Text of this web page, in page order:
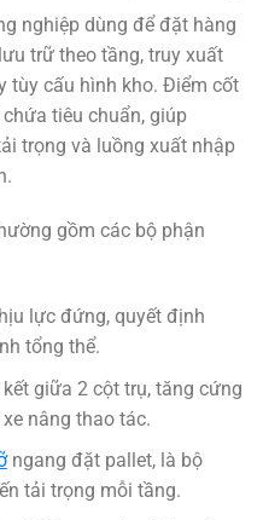
nghiệp dùng để đặt hàng
trữ theo tầng, truy xuất
tùy cấu hình kho. Điểm cốt
tiêu chuẩn, giúp
trọng và luồng xuất nhập
gồm các bộ phận
lực đứng, quyết định
tổng thể.
kết giữa 2 cột trụ, tăng cứng
nâng thao tác.
ngang đặt pallet, là bộ
tải trọng mỗi tầng.